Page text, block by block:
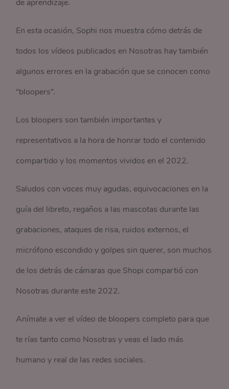
de aprendizaje.
En esta ocasión, Sophi nos muestra cómo detrás de
todos los vídeos publicados en Nosotras hay también
algunos errores en la grabación que se conocen como
“bloopers”.
Los bloopers son también importantes y
representativos a la hora de honrar todo el contenido
compartido y los momentos vividos en el 2022.
Saludos con voces muy agudas, equivocaciones en la
guía del libreto, regaños a las mascotas durante las
grabaciones, ataques de risa, ruidos externos, el
micrófono escondido y golpes sin querer, son muchos
de los detrás de cámaras que Shopi compartió con
Nosotras durante este 2022.
Anímate a ver el vídeo de bloopers completo para que
te rías tanto como Nosotras y veas el lado más
humano y real de las redes sociales.